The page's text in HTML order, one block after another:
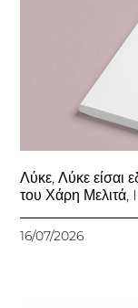
Λύκε, Λύκε είσαι
του Χάρη
16/07/2026